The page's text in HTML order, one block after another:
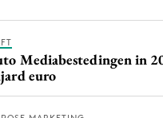
Mediabestedingen in
euro